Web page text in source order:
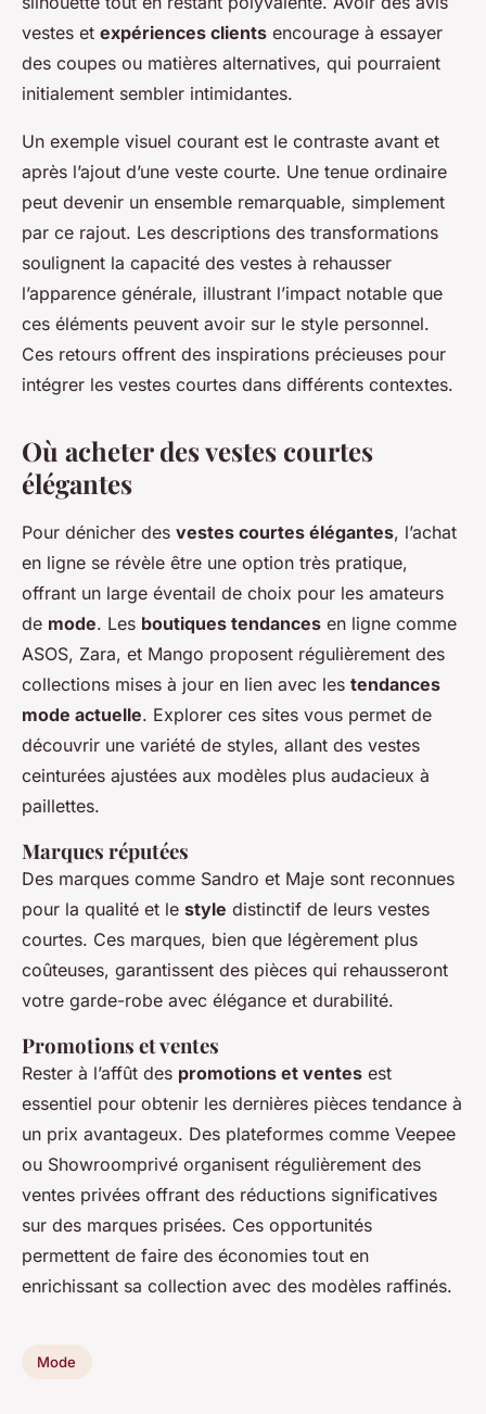
vestes et expériences clients encourage à essayer
des coupes ou matières alternatives, qui pourraient
initialement sembler intimidantes.
Un exemple visuel courant est le contraste avant et
après l’ajout d’une veste courte. Une tenue ordinaire
peut devenir un ensemble remarquable, simplement
par ce rajout. Les descriptions des transformations
soulignent la capacité des vestes à rehausser
l’apparence générale, illustrant l’impact notable que
ces éléments peuvent avoir sur le style personnel.
Ces retours offrent des inspirations précieuses pour
intégrer les vestes courtes dans différents contextes.
Où acheter des vestes courtes
élégantes
Pour dénicher des vestes courtes élégantes, l’achat
en ligne se révèle être une option très pratique,
offrant un large éventail de choix pour les amateurs
de mode. Les boutiques tendances en ligne comme
ASOS, Zara, et Mango proposent régulièrement des
collections mises à jour en lien avec les tendances
mode actuelle. Explorer ces sites vous permet de
découvrir une variété de styles, allant des vestes
ceinturées ajustées aux modèles plus audacieux à
paillettes.
Marques réputées
Des marques comme Sandro et Maje sont reconnues
pour la qualité et le style distinctif de leurs vestes
courtes. Ces marques, bien que légèrement plus
coûteuses, garantissent des pièces qui rehausseront
votre garde-robe avec élégance et durabilité.
Promotions et ventes
Rester à l’affût des promotions et ventes est
essentiel pour obtenir les dernières pièces tendance à
un prix avantageux. Des plateformes comme Veepee
ou Showroomprivé organisent régulièrement des
ventes privées offrant des réductions significatives
sur des marques prisées. Ces opportunités
permettent de faire des économies tout en
enrichissant sa collection avec des modèles raffinés.
Mode